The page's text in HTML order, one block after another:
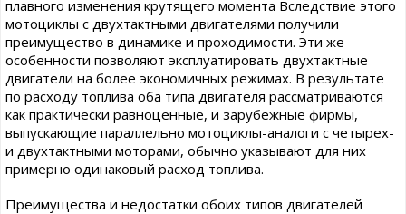
плавного изменения крутящего момента Вследствие этого
мотоциклы с двухтактными двигателями получили
преимущество в динамике и проходимости. Эти же
особенности позволяют эксплуатировать двухтактные
двигатели на более экономичных режимах. В результате
по расходу топлива оба типа двигателя рассматриваются
как практически равноценные, и зарубежные фирмы,
выпускающие параллельно мотоциклы-аналоги с четырех-
и двухтактными моторами, обычно указывают для них
примерно одинаковый расход топлива.
Преимущества и недостатки обоих типов двигателей